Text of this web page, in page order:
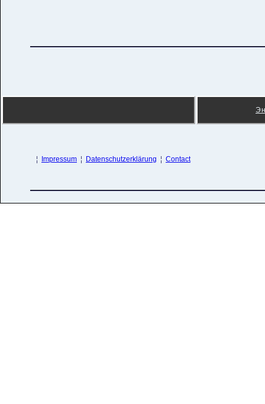
¦ Impressum ¦ Datenschutzerklärung ¦ Contact